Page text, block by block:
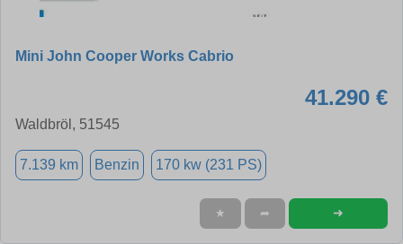
Mini John Cooper Works Cabrio
41.290 €
Waldbröl, 51545
7.139 km Benzin 170 kw (231 PS)
★ ➦ ➜